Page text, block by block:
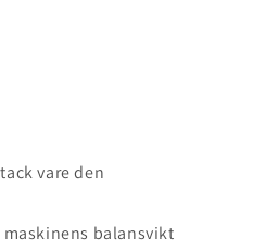
vare den
balansvikt